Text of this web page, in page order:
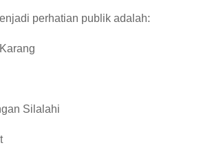
perhatian publik adalah:
Silalahi